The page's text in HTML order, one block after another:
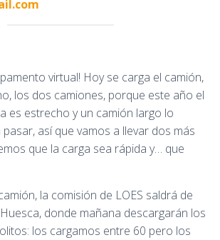
virtual! Hoy se carga el camión,
los dos camiones, porque este año el
es estrecho y un camión largo lo
así que vamos a llevar dos más
que la carga sea rápida y… que
la comisión de LOES saldrá de
donde mañana descargarán los
los cargamos entre 60 pero los